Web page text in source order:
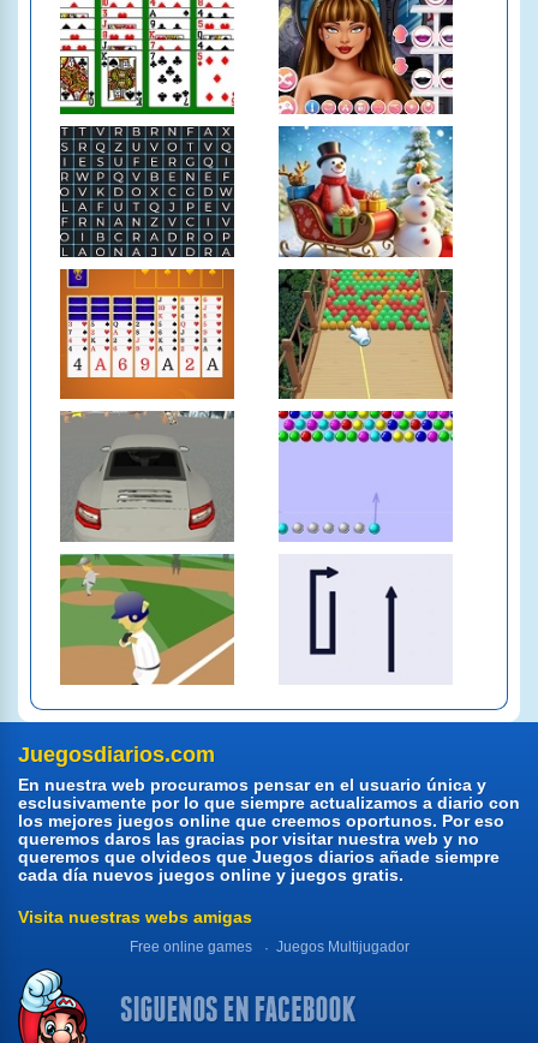
Juegosdiarios.com
En nuestra web procuramos pensar en el usuario única y
esclusivamente por lo que siempre actualizamos a diario con
los mejores juegos online que creemos oportunos. Por eso
queremos daros las gracias por visitar nuestra web y no
queremos que olvideos que Juegos diarios añade siempre
cada día nuevos juegos online y juegos gratis.
Visita nuestras webs amigas
Free online games Juegos Multijugador